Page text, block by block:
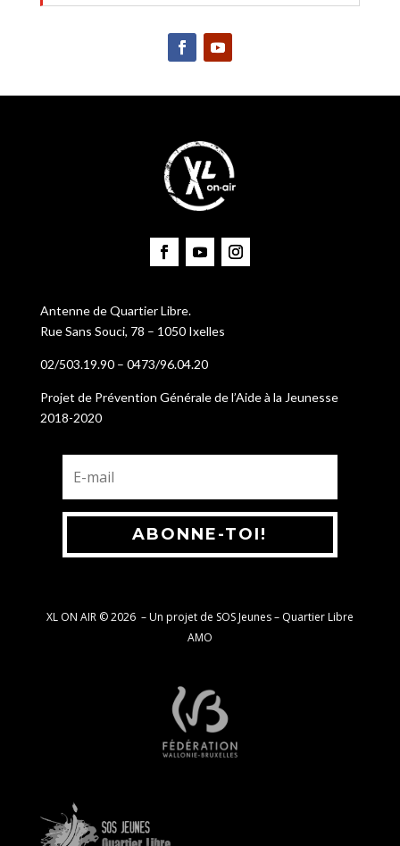
Antenne de Quartier Libre.
Rue Sans Souci, 78 – 1050 Ixelles
02/503.19.90 – 0473/96.04.20
Projet de Prévention Générale de l’Aide à la Jeunesse
2018-2020
ABONNE-TOI!
XL ON AIR © 2026 –Un projet de SOS Jeunes – Quartier Libre
AMO